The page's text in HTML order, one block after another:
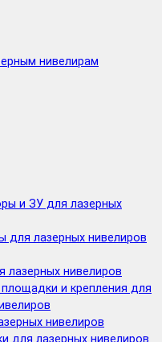
нивелирам
и ЗУ для лазерных
для лазерных нивелиров
лазерных нивелиров
и крепления для
нивелиров